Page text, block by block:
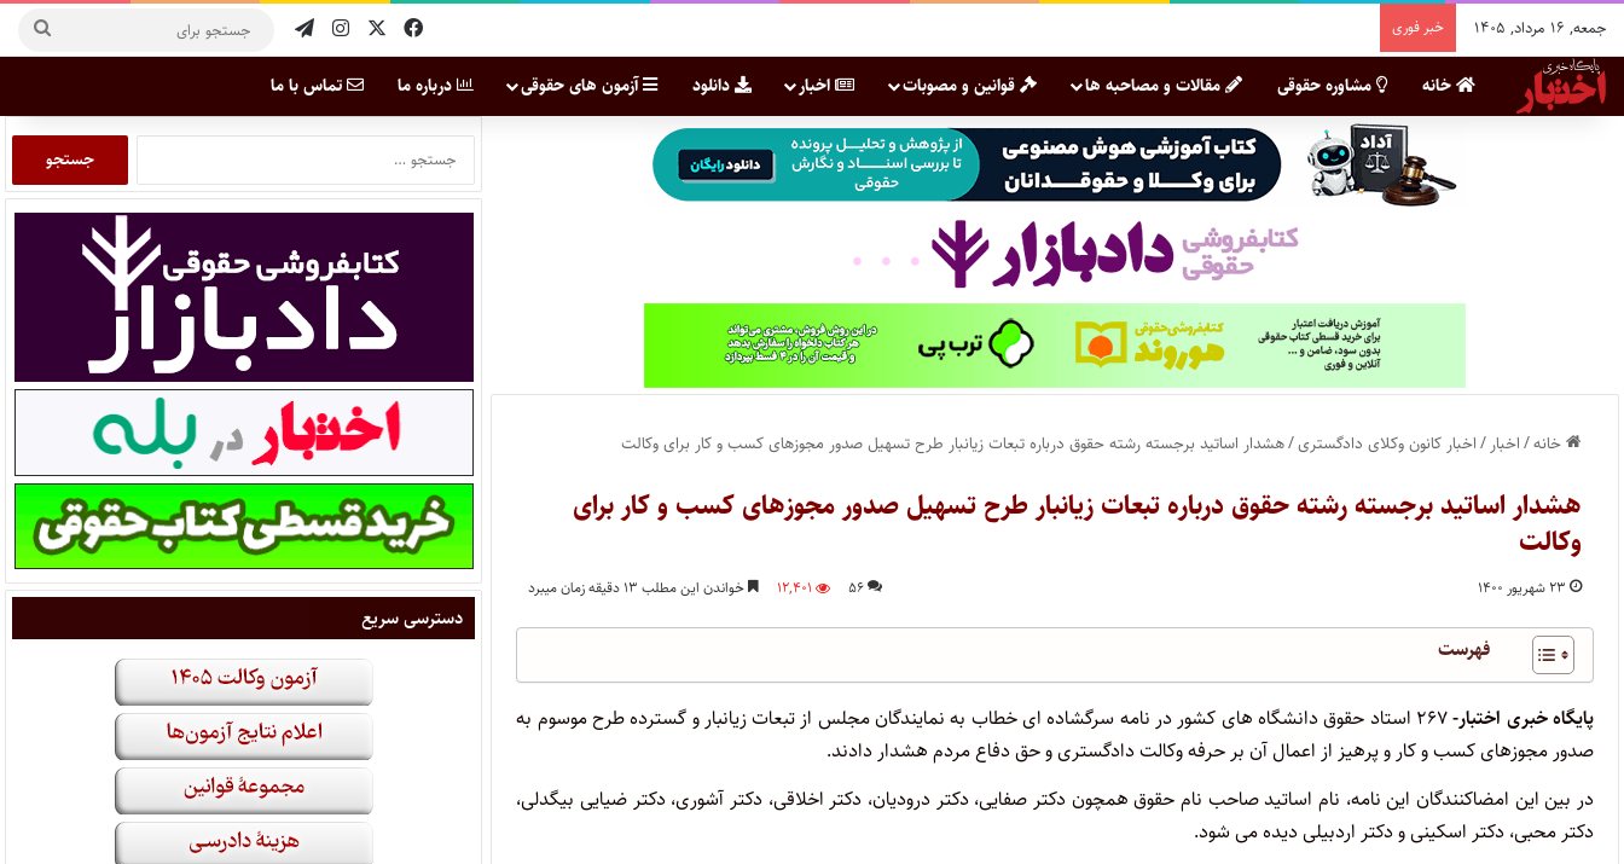
جمعه, ۱۶ مرداد, ۱۴۰۵ خبر فوری
خانه مشاوره حقوقی مقالات و مصاحبه ها قوانین و مصوبات اخبار دانلود آزمون های حقوقی درباره ما تماس با ما
خانه/اخبار /اخبار کانون وکلای دادگستری/هشدار اساتید برجسته رشته حقوق درباره تبعات زیانبار طرح تسهیل صدور مجوزهای کسب و کار برای وکالت
هشدار اساتید برجسته رشته حقوق درباره تبعات زیانبار طرح تسهیل صدور مجوزهای کسب و کار برای
وکالت
۲۳ شهریور ۱۴۰۰ ۵۶ ۱۲,۴۰۱ خواندن این مطلب ۱۳ دقیقه زمان میبرد
فهرست
پایگاه خبری اختبار-
۲۶۷ استاد حقوق دانشگاه های کشور در نامه سرگشاده ای خطاب به نمایندگان مجلس از تبعات زیانبار و گسترده طرح موسوم به
صدور مجوزهای کسب و کار و پرهیز از اعمال آن بر حرفه وکالت دادگستری و حق دفاع مردم هشدار دادند.
در بین این امضاکنندگان این نامه، نام اساتید صاحب نام حقوق همچون دکتر صفایی، دکتر درودیان، دکتر اخلاقی، دکتر آشوری، دکتر ضیایی بیگدلی،
دکتر محبی، دکتر اسکینی و دکتر اردبیلی دیده می شود.
دسترسی سریع